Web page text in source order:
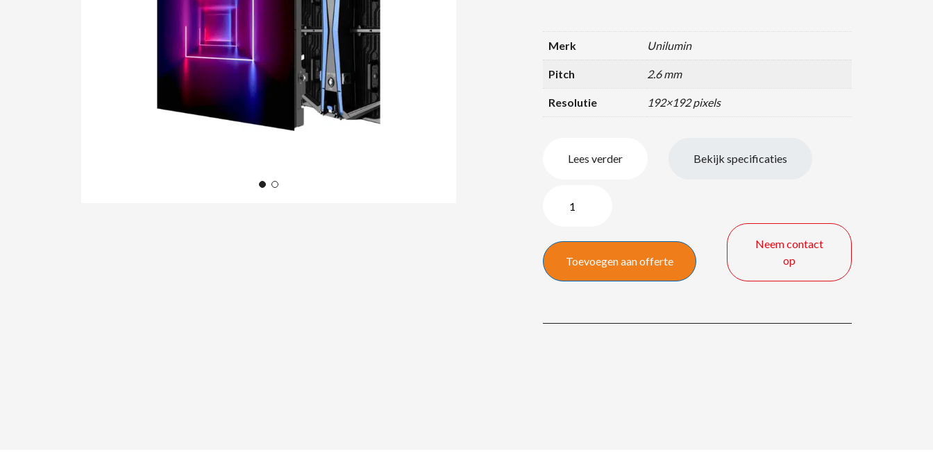
Merk Unilumin
Pitch 2.6 mm
Resolutie 192×192 pixels
Lees verder Bekijk specificaties
UPAD4
Indoor
LED
Toevoegen aan offerte
Neem contact
op